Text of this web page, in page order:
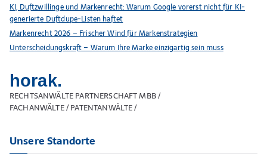
KI, Duftzwillinge und Markenrecht: Warum Google vorerst nicht für KI-
generierte Duftdupe-Listen haftet
Markenrecht 2026 – Frischer Wind für Markenstrategien
Unterscheidungskraft – Warum Ihre Marke einzigartig sein muss
horak.
RECHTSANWÄLTE PARTNERSCHAFT MBB /
FACHANWÄLTE / PATENTANWÄLTE /
Unsere Standorte